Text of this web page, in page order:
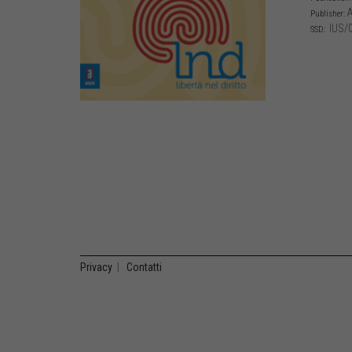
Publisher:
SSD: IUS/
Privacy Contatti